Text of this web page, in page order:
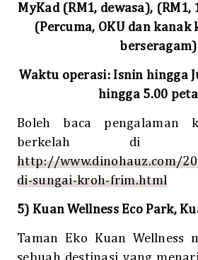
MyKad (RM1, dewasa),
(Percuma, OKU dan kanak
berseragam)
Waktu operasi: Isnin hingga
hingga 5.00
Boleh baca pengalaman
berkelah di
http://www.dinohauz.com/
di-sungai-kroh-frim.html
5) Kuan Wellness Eco Park,
Taman Eko Kuan Wellness
sebuah destinasi yang